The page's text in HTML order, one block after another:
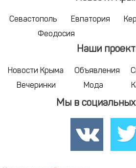
Севастополь Евпатория
Феодосия
Наши
Новости Крыма Объявления
Вечеринки
Мода
Мы в социальных